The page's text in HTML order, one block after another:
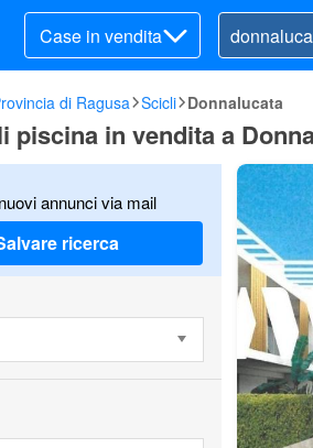
Case in vendita
di Ragusa Scicli Donnalucata
piscina in vendita a
annunci via mail
ricerca